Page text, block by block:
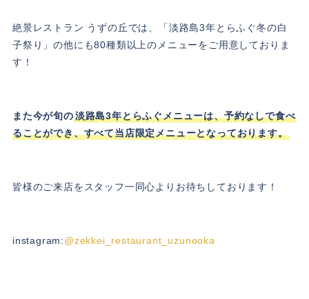
絶景レストラン うずの丘では、「淡路島3年とらふぐ冬の白
子祭り」の他にも80種類以上のメニューをご用意しておりま
す！
また今が旬の淡路島3年とらふぐメニューは、予約なしで食べ
ることができ、すべて当店限定メニューとなっております。
皆様のご来店をスタッフ一同心よりお待ちしております！
instagram:@zekkei_restaurant_uzunooka